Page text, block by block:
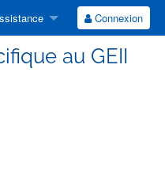
Connexion
au GEII